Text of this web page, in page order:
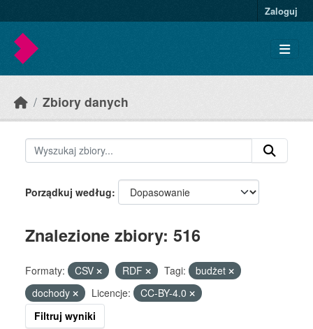
Zaloguj
Zbiory danych
Porządkuj według
Znalezione zbiory: 516
Formaty: CSV RDF Tagi:
budżet
dochody
Licencje:
CC-BY-4.0
Filtruj wyniki